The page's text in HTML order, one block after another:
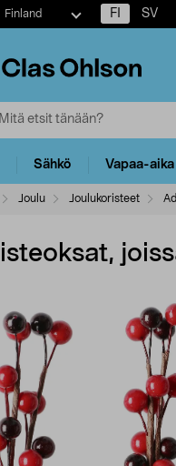
Finland FI SV
Sähkö Vapaa-aika
Joulu Joulukoristeet